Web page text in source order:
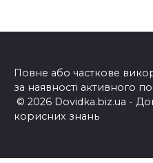
Повне або часткове
за наявності активного
© 2026 Dovidka.biz.ua -
корисних знань